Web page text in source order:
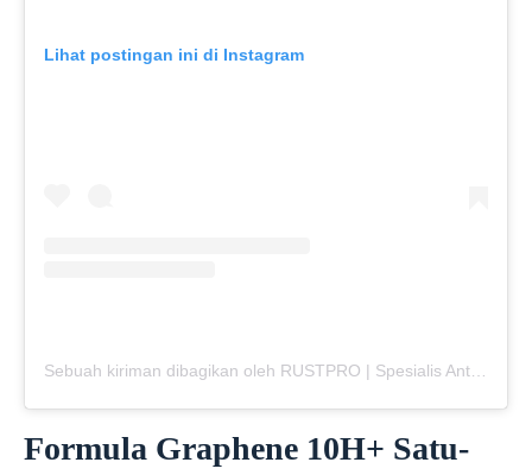
Lihat postingan ini di Instagram
Formula Graphene 10H+ Satu-